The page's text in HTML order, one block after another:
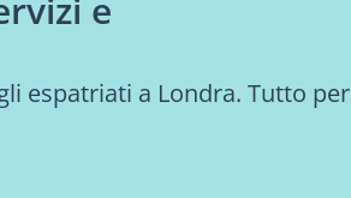
Utenti
Foto
e
espatriati a Londra. Tutto per